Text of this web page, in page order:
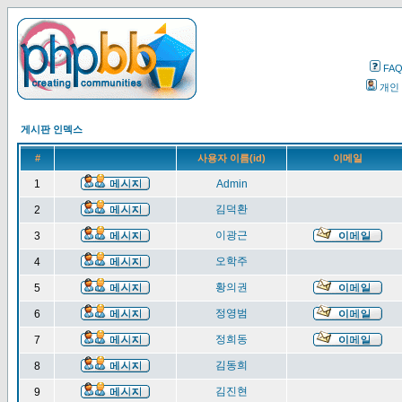
FAQ
개인
게시판 인덱스
# 사용자 이름(id) 이메일
1 Admin
2 김덕환
3 이광근
4 오학주
5 황의권
6 정영범
7 정희동
8 김동희
9 김진현